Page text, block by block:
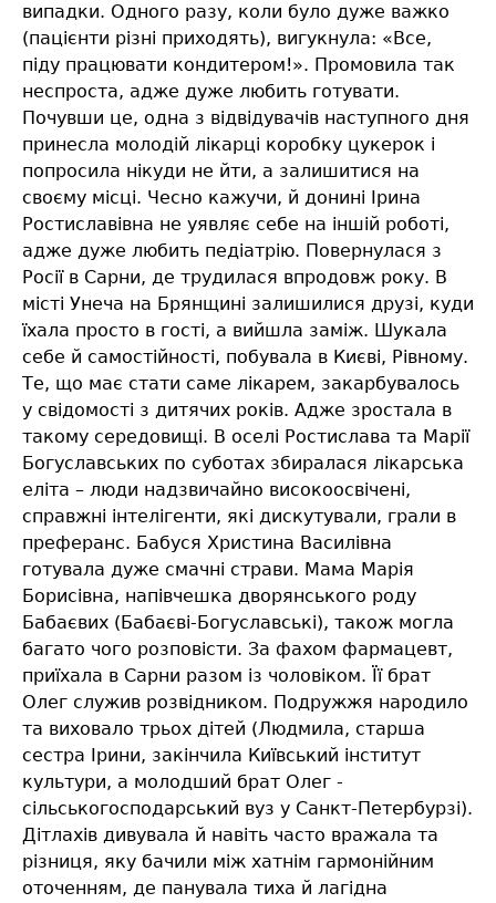
випадки. Одного разу, коли було дуже важко
(пацієнти різні приходять), вигукнула: «Все,
піду працювати кондитером!». Промовила так
неспроста, адже дуже любить готувати.
Почувши це, одна з відвідувачів наступного дня
принесла молодій лікарці коробку цукерок і
попросила нікуди не йти, а залишитися на
своєму місці. Чесно кажучи, й донині Ірина
Ростиславівна не уявляє себе на іншій роботі,
адже дуже любить педіатрію. Повернулася з
Росії в Сарни, де трудилася впродовж року. В
місті Унеча на Брянщині залишилися друзі, куди
їхала просто в гості, а вийшла заміж. Шукала
себе й самостійності, побувала в Києві, Рівному.
Те, що має стати саме лікарем, закарбувалось
у свідомості з дитячих років. Адже зростала в
такому середовищі. В оселі Ростислава та Марії
Богуславських по суботах збиралася лікарська
еліта – люди надзвичайно високоосвічені,
справжні інтелігенти, які дискутували, грали в
преферанс. Бабуся Христина Василівна
готувала дуже смачні страви. Мама Марія
Борисівна, напівчешка дворянського роду
Бабаєвих (Бабаєві-Богуславські), також могла
багато чого розповісти. За фахом фармацевт,
приїхала в Сарни разом із чоловіком. Її брат
Олег служив розвідником. Подружжя народило
та виховало трьох дітей (Людмила, старша
сестра Ірини, закінчила Київський інститут
культури, а молодший брат Олег -
сільськогосподарський вуз у Санкт-Петербурзі).
Дітлахів дивувала й навіть часто вражала та
різниця, яку бачили між хатнім гармонійним
оточенням, де панувала тиха й лагідна